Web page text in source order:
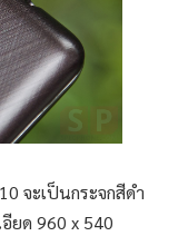
จะเป็นกระจกสีดำ
ยด 960 x 540